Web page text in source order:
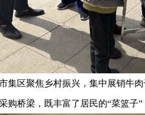
聚焦乡村振兴，集中展销牛肉
购桥梁，既丰富了居民的“菜篮子”